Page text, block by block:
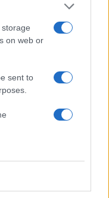
on web or
sent to
την ήττα του
η Μαρία
εικόνες από την
μπορεί να
επιβληθεί